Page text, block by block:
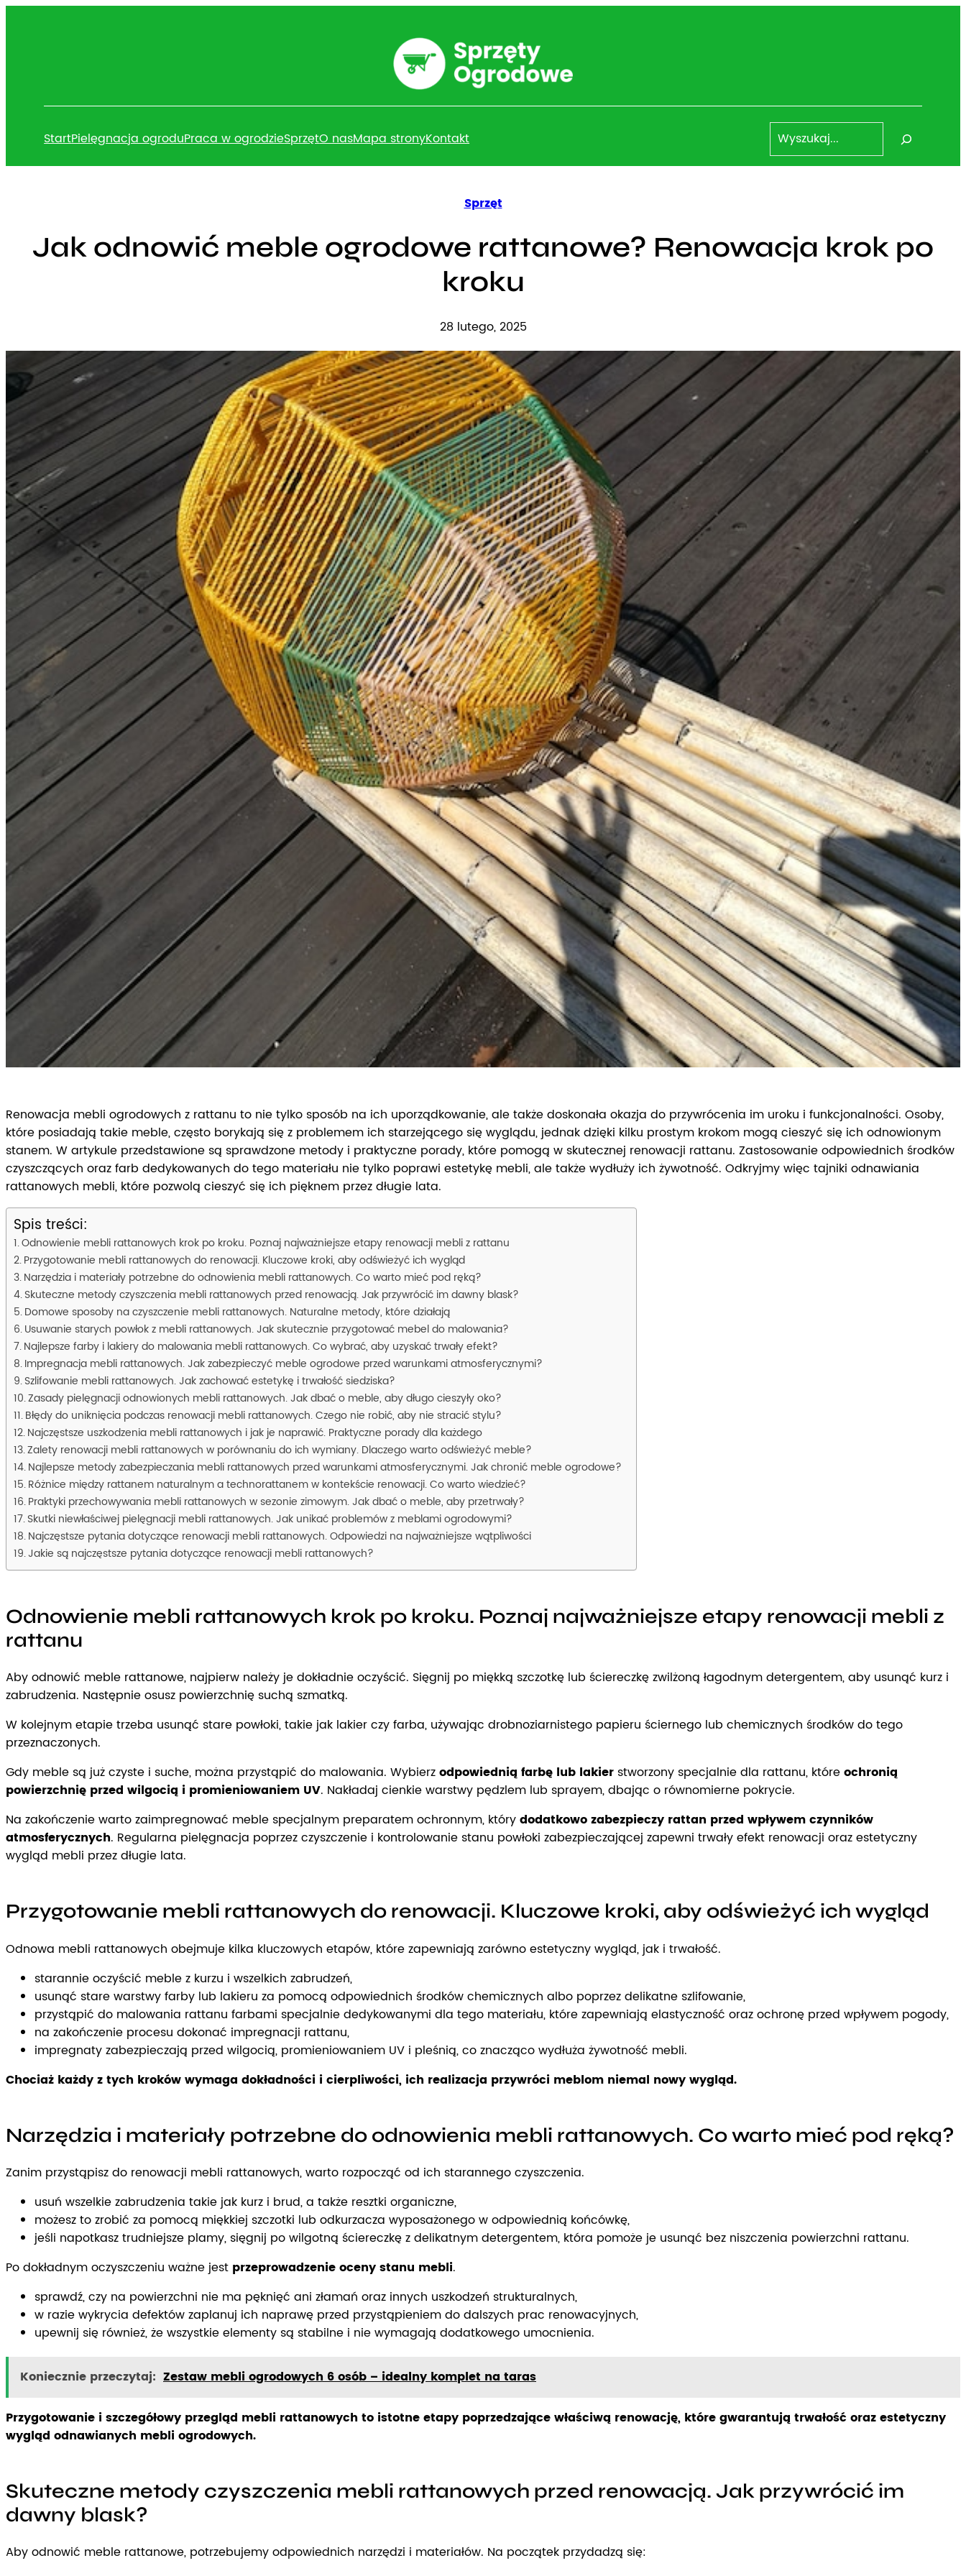
StartPielęgnacja ogroduPraca w ogrodzieSprzętO nasMapa stronyKontakt
a
Sprzęt
Jak odnowić meble ogrodowe rattanowe? Renowacja krok po
kroku
28 lutego, 2025
Renowacja mebli ogrodowych z rattanu to nie tylko sposób na ich uporządkowanie, ale także doskonała okazja do przywrócenia im uroku i funkcjonalności. Osoby,
które posiadają takie meble, często borykają się z problemem ich starzejącego się wyglądu, jednak dzięki kilku prostym krokom mogą cieszyć się ich odnowionym
stanem. W artykule przedstawione są sprawdzone metody i praktyczne porady, które pomogą w skutecznej renowacji rattanu. Zastosowanie odpowiednich środków
czyszczących oraz farb dedykowanych do tego materiału nie tylko poprawi estetykę mebli, ale także wydłuży ich żywotność. Odkryjmy więc tajniki odnawiania
rattanowych mebli, które pozwolą cieszyć się ich pięknem przez długie lata.
Spis treści:
Odnowienie mebli rattanowych krok po kroku. Poznaj najważniejsze etapy renowacji mebli z rattanu
Przygotowanie mebli rattanowych do renowacji. Kluczowe kroki, aby odświeżyć ich wygląd
Narzędzia i materiały potrzebne do odnowienia mebli rattanowych. Co warto mieć pod ręką?
Skuteczne metody czyszczenia mebli rattanowych przed renowacją. Jak przywrócić im dawny blask?
Domowe sposoby na czyszczenie mebli rattanowych. Naturalne metody, które działają
Usuwanie starych powłok z mebli rattanowych. Jak skutecznie przygotować mebel do malowania?
Najlepsze farby i lakiery do malowania mebli rattanowych. Co wybrać, aby uzyskać trwały efekt?
Impregnacja mebli rattanowych. Jak zabezpieczyć meble ogrodowe przed warunkami atmosferycznymi?
Szlifowanie mebli rattanowych. Jak zachować estetykę i trwałość siedziska?
Zasady pielęgnacji odnowionych mebli rattanowych. Jak dbać o meble, aby długo cieszyły oko?
Błędy do uniknięcia podczas renowacji mebli rattanowych. Czego nie robić, aby nie stracić stylu?
Najczęstsze uszkodzenia mebli rattanowych i jak je naprawić. Praktyczne porady dla każdego
Zalety renowacji mebli rattanowych w porównaniu do ich wymiany. Dlaczego warto odświeżyć meble?
Najlepsze metody zabezpieczania mebli rattanowych przed warunkami atmosferycznymi. Jak chronić meble ogrodowe?
Różnice między rattanem naturalnym a technorattanem w kontekście renowacji. Co warto wiedzieć?
Praktyki przechowywania mebli rattanowych w sezonie zimowym. Jak dbać o meble, aby przetrwały?
Skutki niewłaściwej pielęgnacji mebli rattanowych. Jak unikać problemów z meblami ogrodowymi?
Najczęstsze pytania dotyczące renowacji mebli rattanowych. Odpowiedzi na najważniejsze wątpliwości
Jakie są najczęstsze pytania dotyczące renowacji mebli rattanowych?
Odnowienie mebli rattanowych krok po kroku. Poznaj najważniejsze etapy renowacji mebli z
rattanu
Aby odnowić meble rattanowe, najpierw należy je dokładnie oczyścić. Sięgnij po miękką szczotkę lub ściereczkę zwilżoną łagodnym detergentem, aby usunąć kurz i
zabrudzenia. Następnie osusz powierzchnię suchą szmatką.
W kolejnym etapie trzeba usunąć stare powłoki, takie jak lakier czy farba, używając drobnoziarnistego papieru ściernego lub chemicznych środków do tego
przeznaczonych.
Gdy meble są już czyste i suche, można przystąpić do malowania. Wybierzodpowiednią farbę lub lakier stworzony specjalnie dla rattanu, któreochronią
powierzchnię przed wilgocią i promieniowaniem UV. Nakładaj cienkie warstwy pędzlem lub sprayem, dbając o równomierne pokrycie.
Na zakończenie warto zaimpregnować meble specjalnym preparatem ochronnym, którydodatkowo zabezpieczy rattan przed wpływem czynników
atmosferycznych. Regularna pielęgnacja poprzez czyszczenie i kontrolowanie stanu powłoki zabezpieczającej zapewni trwały efekt renowacji oraz estetyczny
wygląd mebli przez długie lata.
Przygotowanie mebli rattanowych do renowacji. Kluczowe kroki, aby odświeżyć ich wygląd
Odnowa mebli rattanowych obejmuje kilka kluczowych etapów, które zapewniają zarówno estetyczny wygląd, jak i trwałość.
starannie oczyścić meble z kurzu i wszelkich zabrudzeń,
usunąć stare warstwy farby lub lakieru za pomocą odpowiednich środków chemicznych albo poprzez delikatne szlifowanie,
przystąpić do malowania rattanu farbami specjalnie dedykowanymi dla tego materiału, które zapewniają elastyczność oraz ochronę przed wpływem pogody,
na zakończenie procesu dokonać impregnacji rattanu,
impregnaty zabezpieczają przed wilgocią, promieniowaniem UV i pleśnią, co znacząco wydłuża żywotność mebli.
Chociaż każdy z tych kroków wymaga dokładności i cierpliwości, ich realizacja przywróci meblom niemal nowy wygląd.
Narzędzia i materiały potrzebne do odnowienia mebli rattanowych. Co warto mieć pod ręką?
Zanim przystąpisz do renowacji mebli rattanowych, warto rozpocząć od ich starannego czyszczenia.
usuń wszelkie zabrudzenia takie jak kurz i brud, a także resztki organiczne,
możesz to zrobić za pomocą miękkiej szczotki lub odkurzacza wyposażonego w odpowiednią końcówkę,
jeśli napotkasz trudniejsze plamy, sięgnij po wilgotną ściereczkę z delikatnym detergentem, która pomoże je usunąć bez niszczenia powierzchni rattanu.
Po dokładnym oczyszczeniu ważne jest przeprowadzenie oceny stanu mebli.
sprawdź, czy na powierzchni nie ma pęknięć ani złamań oraz innych uszkodzeń strukturalnych,
w razie wykrycia defektów zaplanuj ich naprawę przed przystąpieniem do dalszych prac renowacyjnych,
upewnij się również, że wszystkie elementy są stabilne i nie wymagają dodatkowego umocnienia.
Koniecznie przeczytaj: Zestaw mebli ogrodowych 6 osób – idealny komplet na taras
Przygotowanie i szczegółowy przegląd mebli rattanowych to istotne etapy poprzedzające właściwą renowację, które gwarantują trwałość oraz estetyczny
wygląd odnawianych mebli ogrodowych.
Skuteczne metody czyszczenia mebli rattanowych przed renowacją. Jak przywrócić im
dawny blask?
Aby odnowić meble rattanowe, potrzebujemy odpowiednich narzędzi i materiałów. Na początek przydadzą się: